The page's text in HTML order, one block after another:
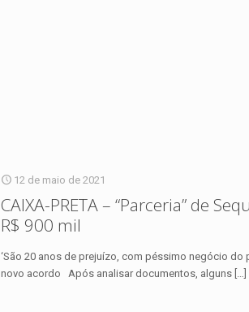
12 de maio de 2021
CAIXA-PRETA – “Parceria” de
R$ 900 mil
‘São 20 anos de prejuízo, com péssimo negócio do
novo acordo Após analisar documentos, alguns […]